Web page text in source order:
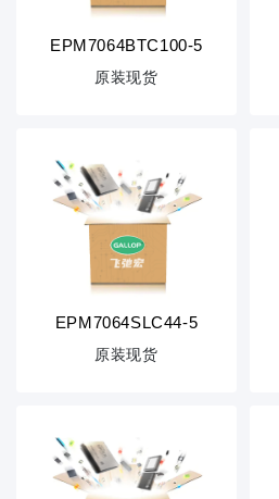
EPM7064BTC100-5
原装现货
EPM7064SLC44-5
原装现货